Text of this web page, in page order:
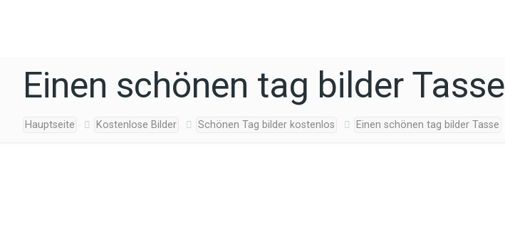
Einen schönen tag bilder Tasse
Hauptseite Kostenlose Bilder Schönen Tag bilder kostenlos Einen schönen tag bilder Tasse